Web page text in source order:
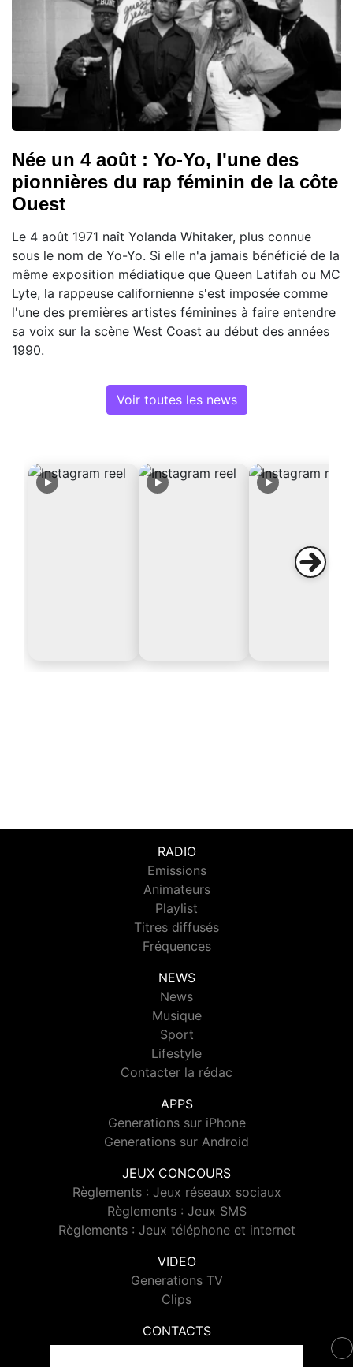
Née un 4 août : Yo-Yo, l'une des
pionnières du rap féminin de la côte
Ouest
Le 4 août 1971 naît Yolanda Whitaker, plus connue
sous le nom de Yo-Yo. Si elle n'a jamais bénéficié de la
même exposition médiatique que Queen Latifah ou MC
Lyte, la rappeuse californienne s'est imposée comme
l'une des premières artistes féminines à faire entendre
sa voix sur la scène West Coast au début des années
1990.
Voir toutes les news
RADIO
Emissions
Animateurs
Playlist
Titres diffusés
Fréquences
NEWS
News
Musique
Sport
Lifestyle
Contacter la rédac
APPS
Generations sur iPhone
Generations sur Android
JEUX CONCOURS
Règlements : Jeux réseaux sociaux
Règlements : Jeux SMS
Règlements : Jeux téléphone et internet
VIDEO
Generations TV
Clips
CONTACTS
Contacter Generations